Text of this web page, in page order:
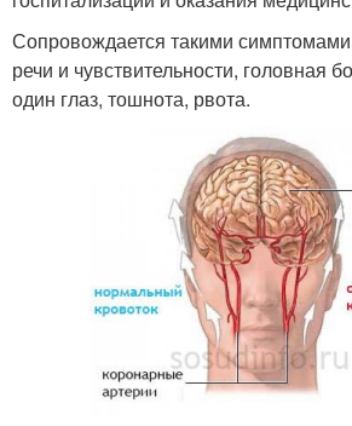
Сопровождается такими
речи и чувствительности, головная
один глаз, тошнота, рвота.